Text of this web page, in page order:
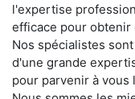
l'expertise
efficace pour obtenir
Nos spécialistes
d'une grande
pour parvenir à